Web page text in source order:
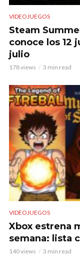
VIDEOJUEGOS
Steam
conoce los 12
julio
178 views 3 min read
VIDEOJUEGOS
Xbox estrena
semana: lista
140 views 3 min read